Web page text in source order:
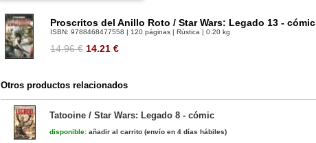
Proscritos del Anillo Roto / Star Wars: Legado 13 - cómic
ISBN: 9788468477558 | 120 páginas | Rústica | 0.20 kg
14.96 € 14.21 €
Otros productos relacionados
Tatooine / Star Wars: Legado 8 - cómic
disponible: añadir al carrito (envío en 4 días hábiles)